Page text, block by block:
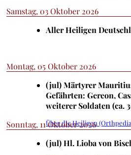
Samstag, 03 Oktober 2026
Aller Heiligen
Montag, 05 Oktober 2026
(jul) Märtyrer
Gefährten: Gereon,
weiterer Soldaten (ca.
Über die Heiligen
Sonntag, 11 Oktober 2026
(jul) Hl. Lioba von